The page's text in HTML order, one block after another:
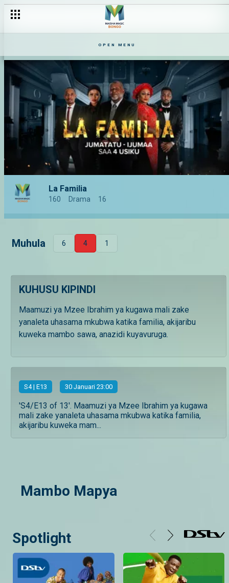
OPEN MENU
La Familia
160 Drama 16
Muhula 6 4 1
KUHUSU KIPINDI
Maamuzi ya Mzee Ibrahim ya kugawa mali zake
yanaleta uhasama mkubwa katika familia, akijaribu
kuweka mambo sawa, anazidi kuyavuruga.
S4 | E13 30 Januari 23:00
'S4/E13 of 13'. Maamuzi ya Mzee Ibrahim ya kugawa
mali zake yanaleta uhasama mkubwa katika familia,
akijaribu kuweka mam...
Mambo Mapya
Spotlight